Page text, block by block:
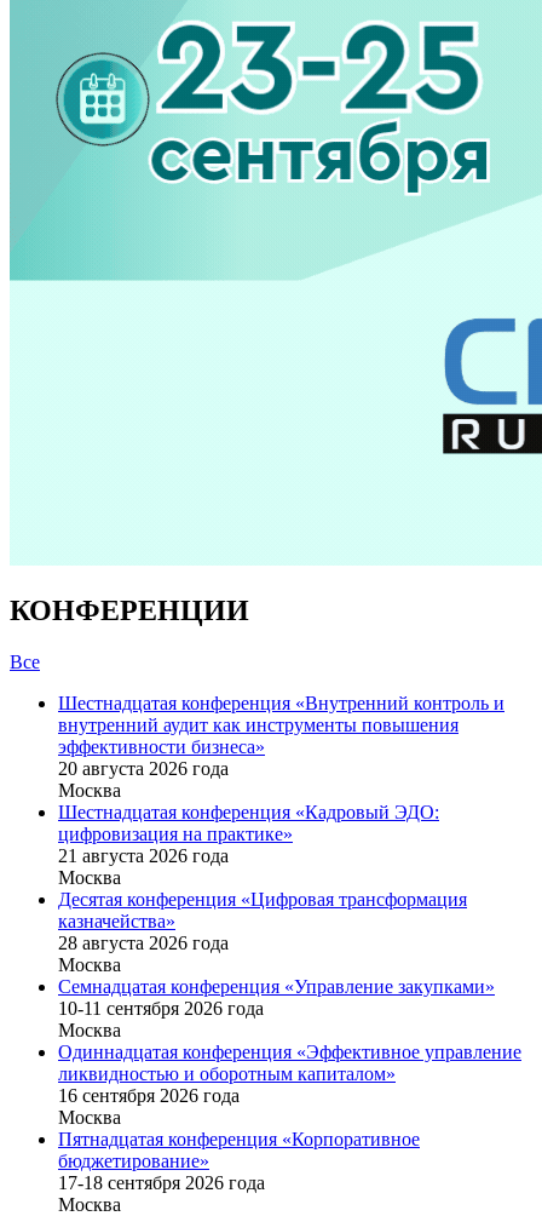
КОНФЕРЕНЦИИ
Все
Шестнадцатая конференция «Внутренний контроль и
внутренний аудит как инструменты повышения
эффективности бизнеса»
20 августа 2026 года
Москва
Шестнадцатая конференция «Кадровый ЭДО:
цифровизация на практике»
21 августа 2026 года
Москва
Десятая конференция «Цифровая трансформация
казначейства»
28 августа 2026 года
Москва
Семнадцатая конференция «Управление закупками»
10-11 сентября 2026 года
Москва
Одиннадцатая конференция «Эффективное управление
ликвидностью и оборотным капиталом»
16 cентября 2026 года
Москва
Пятнадцатая конференция «Корпоративное
бюджетирование»
17-18 сентября 2026 года
Москва